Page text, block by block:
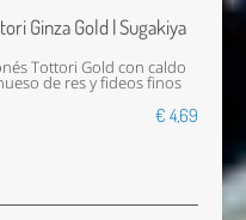
Ginza Gold | Sugakiya
Tottori Gold con caldo
de res y fideos finos
€ 4,69